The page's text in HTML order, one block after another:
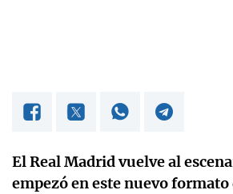
El Real Madrid vuelve al
empezó en este nuevo formato